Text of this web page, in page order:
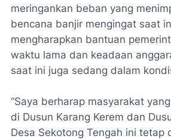
meringankan beban yang
bencana banjir mengingat saat
mengharapkan bantuan
waktu lama dan keadaan
saat ini juga sedang dalam
“Saya berharap masyarakat
di Dusun Karang Kerem dan
Desa Sekotong Tengah ini tetap